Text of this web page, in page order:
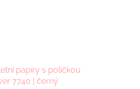
papíry s poličkou
7740 | černý